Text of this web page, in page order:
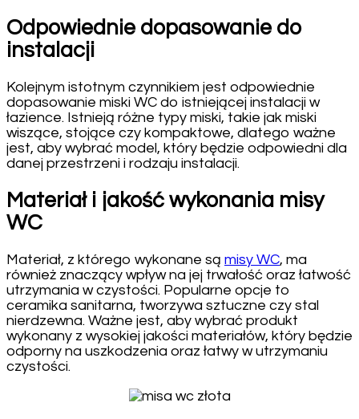
Odpowiednie dopasowanie do
instalacji
Kolejnym istotnym czynnikiem jest odpowiednie
dopasowanie miski WC do istniejącej instalacji w
łazience. Istnieją różne typy miski, takie jak miski
wiszące, stojące czy kompaktowe, dlatego ważne
jest, aby wybrać model, który będzie odpowiedni dla
danej przestrzeni i rodzaju instalacji.
Materiał i jakość wykonania misy
WC
Materiał, z którego wykonane są misy WC, ma
również znaczący wpływ na jej trwałość oraz łatwość
utrzymania w czystości. Popularne opcje to
ceramika sanitarna, tworzywa sztuczne czy stal
nierdzewna. Ważne jest, aby wybrać produkt
wykonany z wysokiej jakości materiałów, który będzie
odporny na uszkodzenia oraz łatwy w utrzymaniu
czystości.